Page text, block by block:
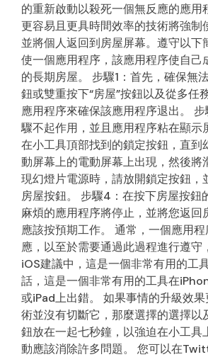
的重新啟動以殺死一個無反應的應用
更容易且更具時間效率的技術將強制
並將個人返回到房屋屏幕。遵守以下
使一個應用程序，該應用程序使自己
的長期房屋。 步驟1：首先，確保無
鈕或雙重按下“房屋”按鈕以及從多任
應用程序來確保該應用程序退出。
驟不起作用，並且應用程序粘在顯示
在小工具頂部找到的鎖定按鈕，直到
動屏幕上的電動屏幕上出現，然後將
現幻燈片電源時，請放開鎖定按鈕，
房屋按鈕。 步驟4：在按下房屋按鈕
麻煩的應用程序將停止，並將您返回
應該按預期工作。 通常，一個應用
應，以至於需要通過此過程進行遵守
iOS建議中，這是一個非常有用的工
話，這是一個非常有用的工具在
或iPad上出錯。 如果事情的升級效
術並沒有切斷它，那麼選擇的選擇以
鈕放在一起七秒鐘，以強迫在小工具
動應該消除許多問題。 您可以在